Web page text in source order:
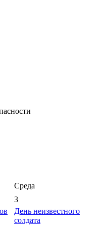
Среда
3
День неизвестного
солдата